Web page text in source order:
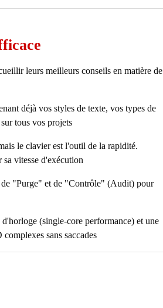
leurs meilleurs conseils en matière de
déjà vos styles de texte, vos types de
tous vos projets.
le clavier est l'outil de la rapidité.
vitesse d'exécution.
de "Purge" et de "Contrôle" (Audit) pour
(single-core performance) et une
sans saccades.